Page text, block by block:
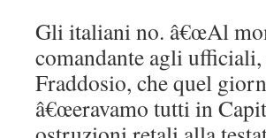
Gli italiani no. â€œAl
comandante agli
Fraddosio, che quel
â€œeravamo tutti in